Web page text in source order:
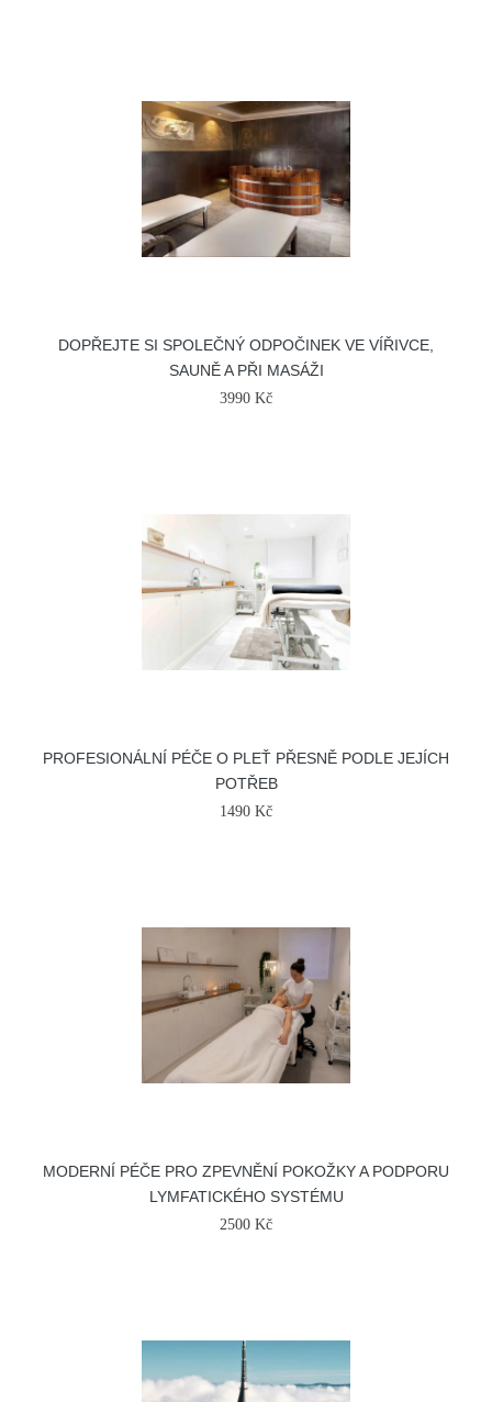
DOPŘEJTE SI SPOLEČNÝ ODPOČINEK VE VÍŘIVCE,
SAUNĚ A PŘI MASÁŽI
3990 Kč
PROFESIONÁLNÍ PÉČE O PLEŤ PŘESNĚ PODLE JEJÍCH
POTŘEB
1490 Kč
MODERNÍ PÉČE PRO ZPEVNĚNÍ POKOŽKY A PODPORU
LYMFATICKÉHO SYSTÉMU
2500 Kč